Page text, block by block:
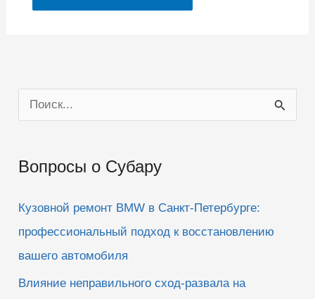
о
с
Вопросы о Субару
Кузовной ремонт BMW в Санкт-Петербурге:
профессиональный подход к восстановлению
вашего автомобиля
Влияние неправильного сход-развала на